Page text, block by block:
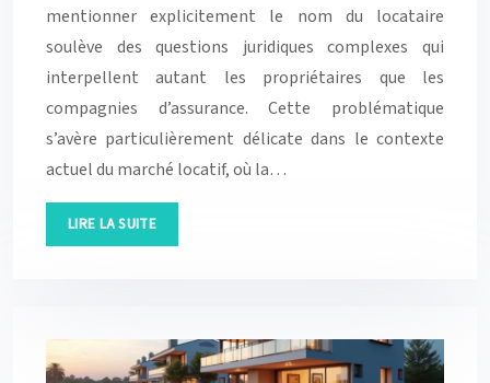
mentionner explicitement le nom du locataire
soulève des questions juridiques complexes qui
interpellent autant les propriétaires que les
compagnies d’assurance. Cette problématique
s’avère particulièrement délicate dans le contexte
actuel du marché locatif, où la…
LIRE LA SUITE